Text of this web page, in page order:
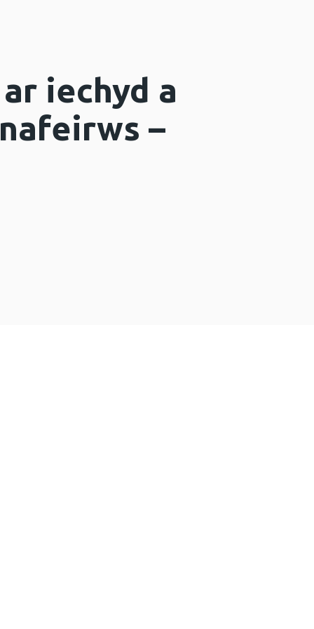
iechyd a
–